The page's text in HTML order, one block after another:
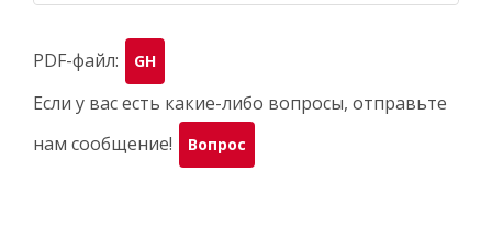
PDF-файл: GH
Если у вас есть какие-либо вопросы, отправьте
нам сообщение!
Вопрос